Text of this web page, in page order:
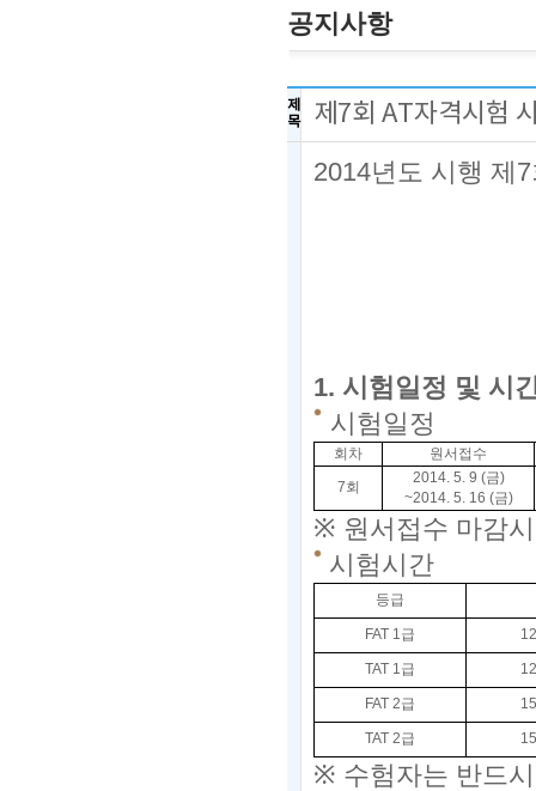
공지사항
제
목
제7회 AT자격시험
2014년도 시행 제7
1. 시험일정 및 시
시험일정
회차
원서접수
7회
2014. 5. 9 (금)
~2014. 5. 16 (금)
※ 원서접수 마감
시험시간
등급
FAT 1급
TAT 1급
FAT 2급
TAT 2급
※ 수험자는 반드